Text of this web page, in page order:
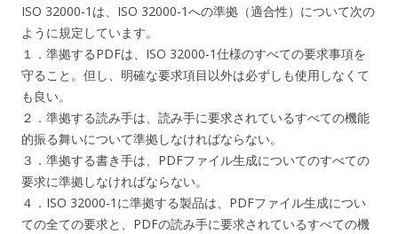
ISO 32000-1は、ISO 32000-1への準拠（適合性）について次の
ように規定しています。
１．準拠するPDFは、ISO 32000-1仕様のすべての要求事項を
守ること。但し、明確な要求項目以外は必ずしも使用しなくて
も良い。
２．準拠する読み手は、読み手に要求されているすべての機能
的振る舞いについて準拠しなければならない。
３．準拠する書き手は、PDFファイル生成についてのすべての
要求に準拠しなければならない。
４．ISO 32000-1に準拠する製品は、PDFファイル生成につい
ての全ての要求と、PDFの読み手に要求されているすべての機